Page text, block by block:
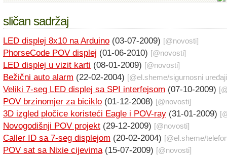
sličan sadržaj
LED displej 8x10 na Arduino (03-07-2009) [@novosti]
PhorseCode POV displej (01-06-2010) [@novosti]
LED displej u vizit karti (08-01-2009) [@novosti]
Bežični auto alarm (22-02-2004) [@el.sheme/sigurnosni uređaji
Veliki 7-seg LED displej sa SPI interfejsom (07-10-2009)
POV brzinomjer za biciklo (01-12-2008) [@novosti]
3D izgled pločice koristeći Eagle i POV-ray (31-01-2009)
Novogodišnji POV projekt (29-12-2009) [@novosti]
Caller ID sa 7-seg displejom (20-02-2004) [@el.sheme/
POV sat sa Nixie cijevima(15-07-2009) [@novosti]